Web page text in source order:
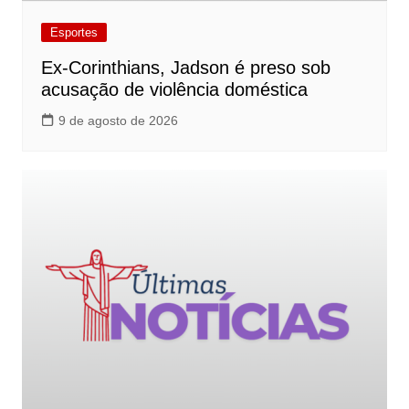
Esportes
Ex-Corinthians, Jadson é preso sob
acusação de violência doméstica
9 de agosto de 2026